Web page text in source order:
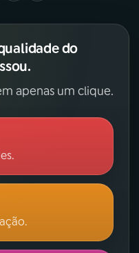
do
apenas um clique.